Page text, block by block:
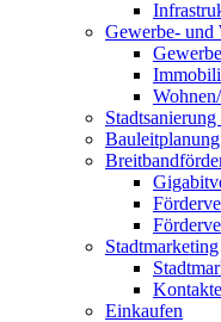
Gewerbe- und
Bauleitplanung
Stadtmarketing
Einkaufen